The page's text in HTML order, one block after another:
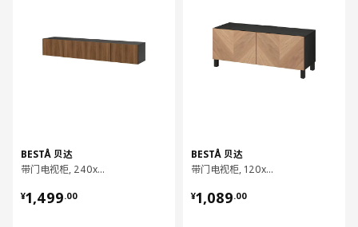
BESTÅ 贝达
带门电视柜, 240x42x38 厘米
¥1,499.00
¥ 1499.00
BESTÅ 贝达
带门电视柜, 120x42x48 厘米
¥1,089.00
¥ 1089.00